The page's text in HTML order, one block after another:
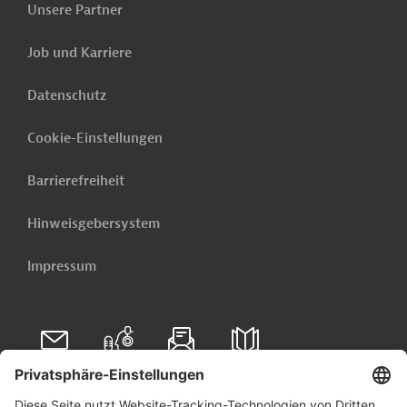
Unsere Partner
Job und Karriere
Datenschutz
Cookie-Einstellungen
Barrierefreiheit
Hinweisgebersystem
Impressum